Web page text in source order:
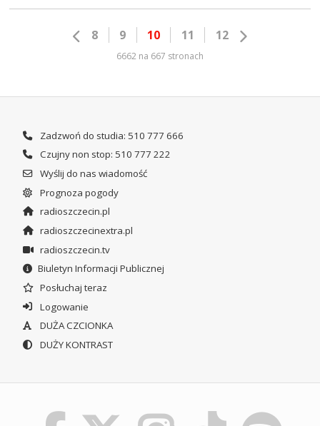
8 9 10 11 12
6662 na 667 stronach
Zadzwoń do studia: 510 777 666
Czujny non stop: 510 777 222
Wyślij do nas wiadomość
Prognoza pogody
radioszczecin.pl
radioszczecinextra.pl
radioszczecin.tv
Biuletyn Informacji Publicznej
Posłuchaj teraz
Logowanie
DUŻA CZCIONKA
DUŻY KONTRAST